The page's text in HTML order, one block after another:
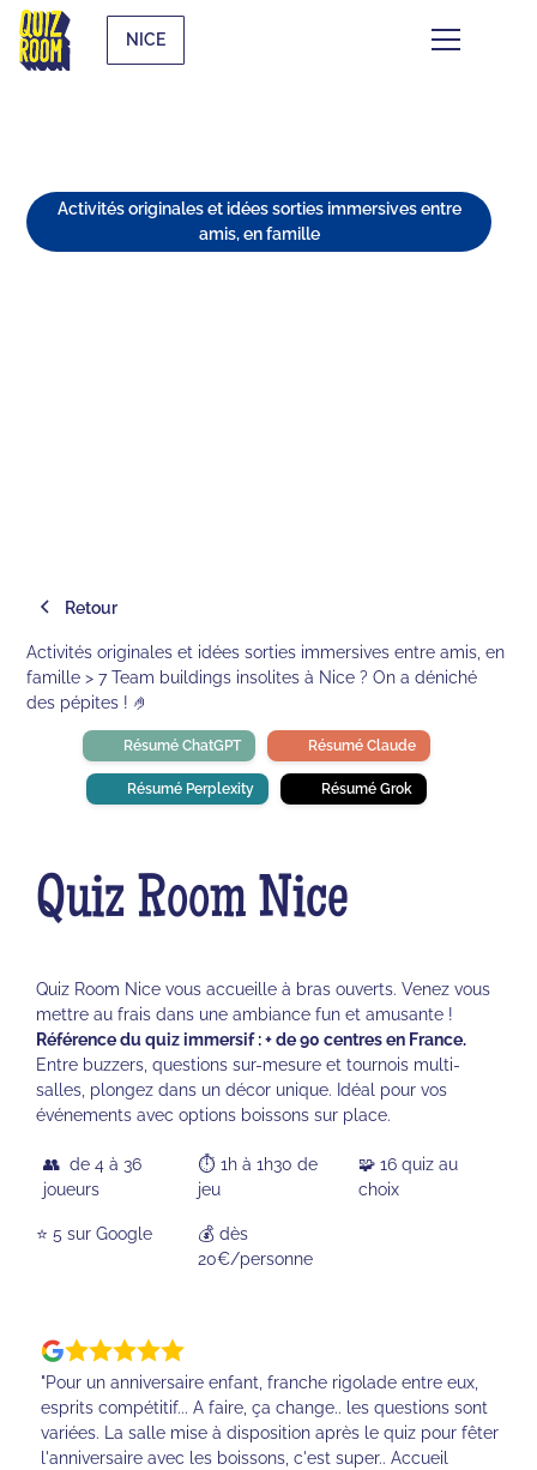
NICE
Activités originales et idées sorties immersives entre
amis, en famille
Retour
Activités originales et idées sorties immersives entre amis, en
famille > 7 Team buildings insolites à Nice ? On a déniché
des pépites ! 🤌
Résumé ChatGPT Résumé Claude
Résumé Perplexity Résumé Grok
Quiz Room Nice
Quiz Room Nice vous accueille à bras ouverts. Venez vous
mettre au frais dans une ambiance fun et amusante !
Référence du quiz immersif : + de 90 centres en France.
Entre buzzers, questions sur-mesure et tournois multi-
salles, plongez dans un décor unique. Idéal pour vos
événements avec options boissons sur place.
👥 de 4 à 36
joueurs
⏱️ 1h à 1h30 de
jeu
🧩 16 quiz au
choix
⭐️ 5 sur Google
💰 dès
20€/personne
"Pour un anniversaire enfant, franche rigolade entre eux,
esprits compétitif... A faire, ça change.. les questions sont
variées. La salle mise à disposition après le quiz pour fêter
l'anniversaire avec les boissons, c'est super.. Accueil